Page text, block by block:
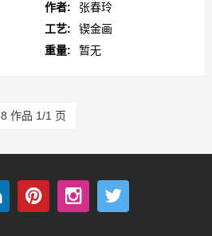
作者:
张春玲
工艺:
锲金画
重量:
暂无
8 作品 1/1 页